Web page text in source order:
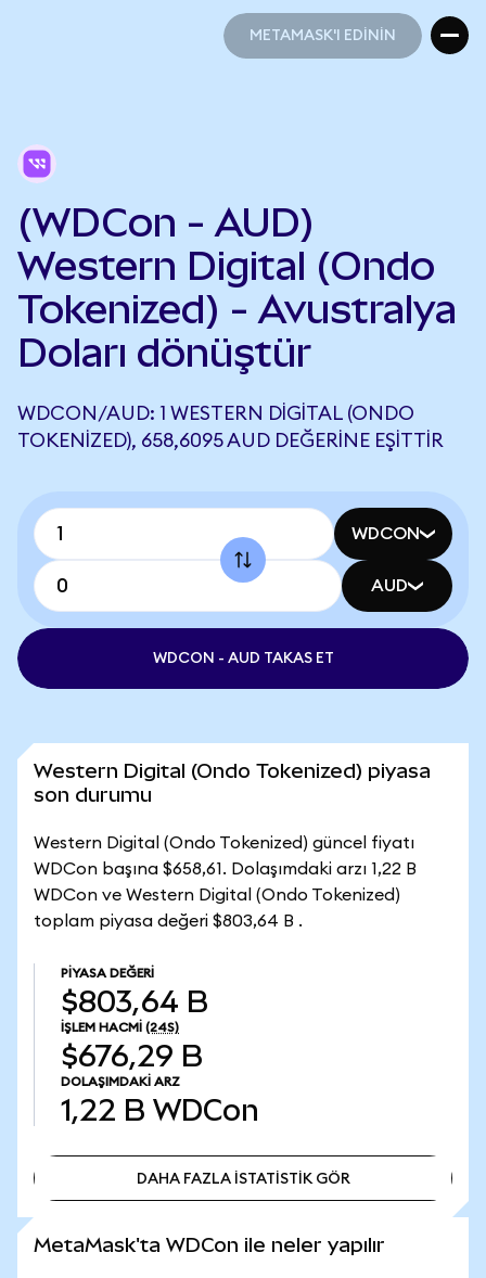
METAMASK'I EDİNİN
(WDCon - AUD)
Western Digital (Ondo
Tokenized) - Avustralya
Doları dönüştür
WDCON/AUD: 1 WESTERN DIGITAL (ONDO
TOKENIZED), 658,6095 AUD DEĞERINE EŞITTIR
WDCON
AUD
WDCON - AUD TAKAS ET
Western Digital (Ondo Tokenized) piyasa
son durumu
Western Digital (Ondo Tokenized) güncel fiyatı
WDCon başına $658,61. Dolaşımdaki arzı 1,22 B
WDCon ve Western Digital (Ondo Tokenized)
toplam piyasa değeri $803,64 B .
PIYASA DEĞERI
$803,64 B
İŞLEM HACMI (24S)
$676,29 B
DOLAŞIMDAKI ARZ
1,22 B WDCon
DAHA FAZLA İSTATİSTİK GÖR
MetaMask'ta WDCon ile neler yapılır